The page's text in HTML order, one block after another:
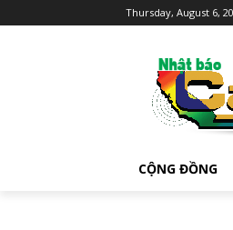
Thursday, August 6,
CỘNG ĐỒNG